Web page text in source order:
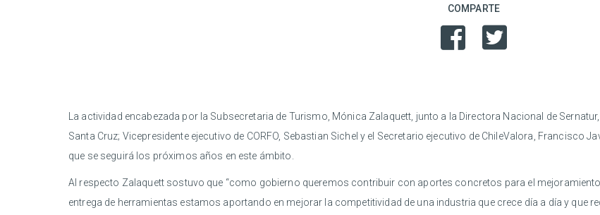
COMPARTE
La actividad encabezada por la Subsecretaria de Turismo, Mónica Zalaquett, junto a la Directora Nacional de
Santa Cruz; Vicepresidente ejecutivo de CORFO, Sebastian Sichel y el Secretario ejecutivo de ChileValora,
que se seguirá los próximos años en este ámbito.
Al respecto Zalaquett sostuvo que “como gobierno queremos contribuir con aportes concretos para el
entrega de herramientas estamos aportando en mejorar la competitividad de una industria que crece día a día y que